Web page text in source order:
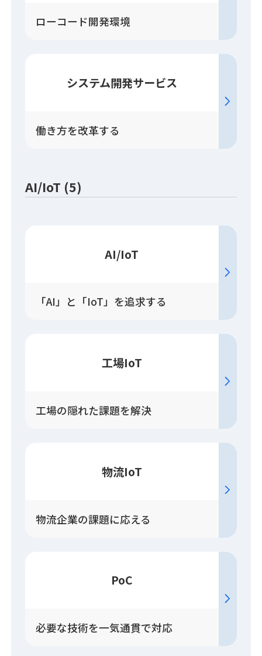
ローコード開発環境
システム開発サービス
働き方を改革する
AI/IoT (5)
AI/IoT
「AI」と「IoT」を追求する
工場IoT
工場の隠れた課題を解決
物流IoT
物流企業の課題に応える
PoC
必要な技術を一気通貫で対応